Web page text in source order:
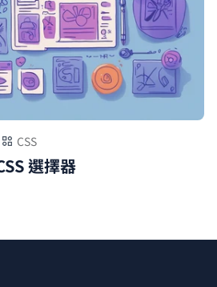
CSS
選擇器